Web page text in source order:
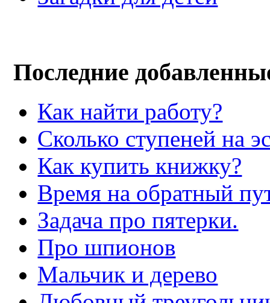
Последние
Как найти работу?
Сколько ступеней на
Как купить книжку?
Время на обратный
Задача про пятерки.
Про шпионов
Мальчик и дерево